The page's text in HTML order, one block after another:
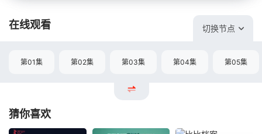
在线观看 切换节点
第01集 第02集 第03集 第04集 第05集
猜你喜欢